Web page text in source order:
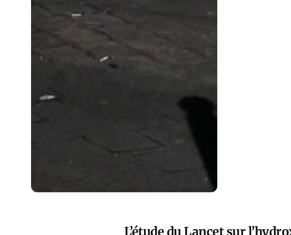
L’étude du Lancet sur